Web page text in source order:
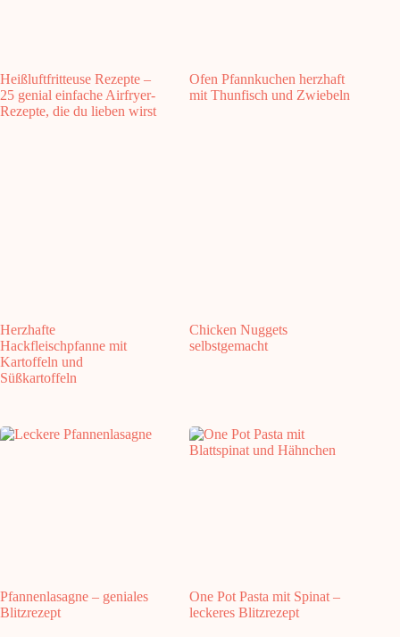
Heißluftfritteuse Rezepte –
25 genial einfache Airfryer-
Rezepte, die du lieben wirst
Ofen Pfannkuchen herzhaft
mit Thunfisch und Zwiebeln
Herzhafte
Hackfleischpfanne mit
Kartoffeln und
Süßkartoffeln
Chicken Nuggets
selbstgemacht
Pfannenlasagne – geniales
Blitzrezept
One Pot Pasta mit Spinat –
leckeres Blitzrezept